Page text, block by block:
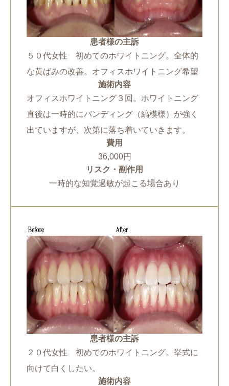
患者様の主訴
５０代女性 初めてのホワイトニング。全体的
な黄ばみの改善。オフィスホワイトニング希望
施術内容
オフィスホワイトニング３回。ホワイトニング
直後は一時的にバンディング（縞模様）が強く
出ていますが、次第に落ち着いていきます。
費用
36,000円
リスク・副作用
一時的な知覚過敏が起こる場合あり
患者様の主訴
２０代女性 初めてのホワイトニング。挙式に
向けて白くしたい。
施術内容